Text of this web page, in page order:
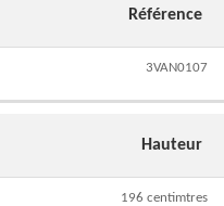
Référence
3VAN0107
Hauteur
196 centimtres